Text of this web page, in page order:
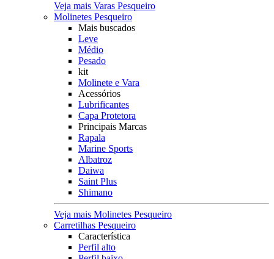
Veja mais Varas Pesqueiro
Molinetes Pesqueiro
Mais buscados
Leve
Médio
Pesado
kit
Molinete e Vara
Acessórios
Lubrificantes
Capa Protetora
Principais Marcas
Rapala
Marine Sports
Albatroz
Daiwa
Saint Plus
Shimano
Veja mais Molinetes Pesqueiro
Carretilhas Pesqueiro
Característica
Perfil alto